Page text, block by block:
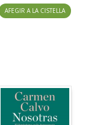
AFEGIR A LA CISTELLA